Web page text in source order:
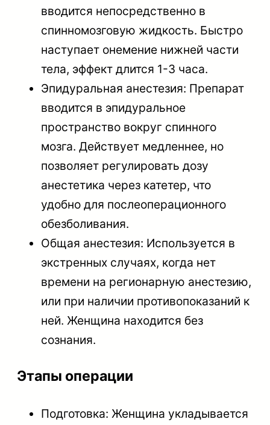
вводится непосредственно в
спинномозговую жидкость. Быстро
наступает онемение нижней части
тела, эффект длится 1-3 часа.
Эпидуральная анестезия: Препарат
вводится в эпидуральное
пространство вокруг спинного
мозга. Действует медленнее, но
позволяет регулировать дозу
анестетика через катетер, что
удобно для послеоперационного
обезболивания.
Общая анестезия: Используется в
экстренных случаях, когда нет
времени на регионарную анестезию,
или при наличии противопоказаний к
ней. Женщина находится без
сознания.
Этапы операции
Подготовка: Женщина укладывается